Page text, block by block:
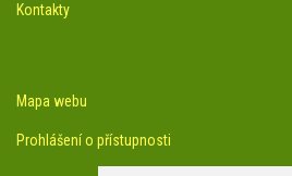
Kontakty
Mapa webu
Prohlášení o přístupnosti